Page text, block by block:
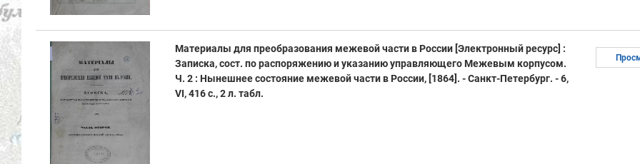
Материалы для преобразования межевой части в России [Электронный ресурс] :
Записка, сост. по распоряжению и указанию управляющего Межевым корпусом.
Ч. 2 : Нынешнее состояние межевой части в России, [1864]. - Санкт-Петербург. - 6,
VI, 416 с., 2 л. табл.